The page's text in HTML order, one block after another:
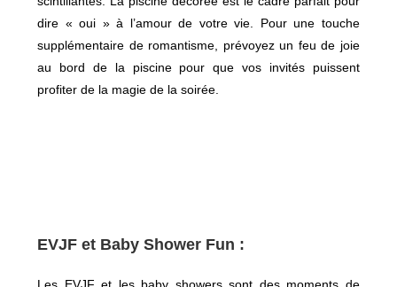
dire « oui » à l’amour de votre vie. Pour une touche
supplémentaire de romantisme, prévoyez un feu de joie
au bord de la piscine pour que vos invités puissent
profiter de la magie de la soirée.
EVJF et Baby Shower Fun :